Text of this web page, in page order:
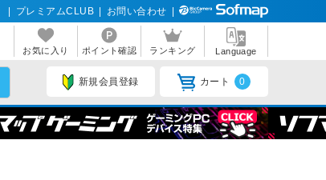
プレミアムCLUB お問い合わせ
お気に入り ポイント確認 ランキング Language
新規会員登録 カート 0